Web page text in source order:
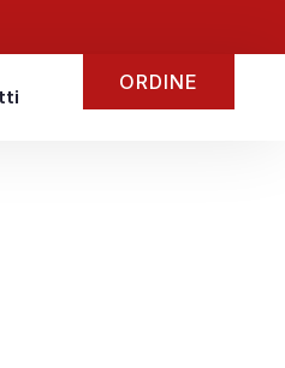
ORDINE